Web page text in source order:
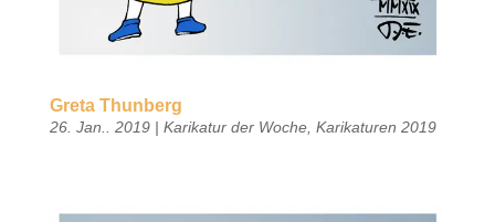
Greta Thunberg
26. Jan.. 2019| Karikatur der Woche, Karikaturen 2019